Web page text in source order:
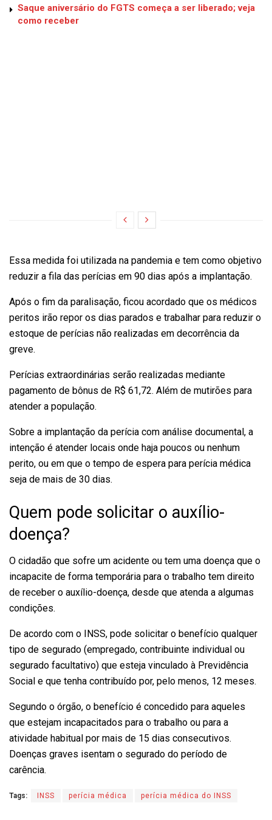
Saque aniversário do FGTS começa a ser liberado; veja
como receber
Essa medida foi utilizada na pandemia e tem como objetivo
reduzir a fila das perícias em 90 dias após a implantação.
Após o fim da paralisação, ficou acordado que os médicos
peritos irão repor os dias parados e trabalhar para reduzir o
estoque de perícias não realizadas em decorrência da
greve.
Perícias extraordinárias serão realizadas mediante
pagamento de bônus de R$ 61,72. Além de mutirões para
atender a população.
Sobre a implantação da perícia com análise documental, a
intenção é atender locais onde haja poucos ou nenhum
perito, ou em que o tempo de espera para perícia médica
seja de mais de 30 dias.
Quem pode solicitar o auxílio-
doença?
O cidadão que sofre um acidente ou tem uma doença que o
incapacite de forma temporária para o trabalho tem direito
de receber o auxílio-doença, desde que atenda a algumas
condições.
De acordo com o INSS, pode solicitar o benefício qualquer
tipo de segurado (empregado, contribuinte individual ou
segurado facultativo) que esteja vinculado à Previdência
Social e que tenha contribuído por, pelo menos, 12 meses.
Segundo o órgão, o benefício é concedido para aqueles
que estejam incapacitados para o trabalho ou para a
atividade habitual por mais de 15 dias consecutivos.
Doenças graves isentam o segurado do período de
carência.
Tags: INSS perícia médica perícia médica do INSS